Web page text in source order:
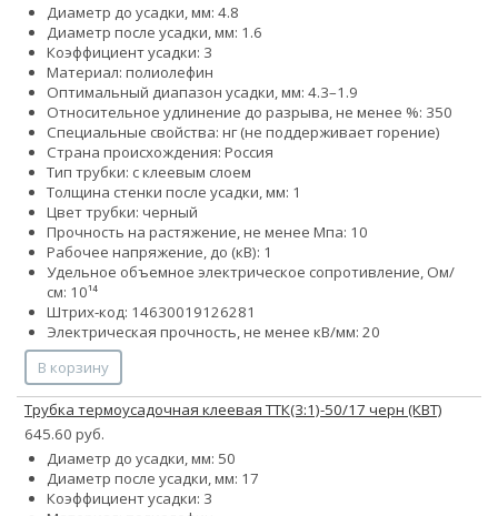
Диаметр до усадки, мм: 4.8
Диаметр после усадки, мм: 1.6
Коэффициент усадки: 3
Материал: полиолефин
Оптимальный диапазон усадки, мм: 4.3–1.9
Относительное удлинение до разрыва, не менее %: 350
Специальные свойства: нг (не поддерживает горение)
Страна происхождения: Россия
Тип трубки: с клеевым слоем
Толщина стенки после усадки, мм: 1
Цвет трубки: черный
Прочность на растяжение, не менее Мпа: 10
Рабочее напряжение, до (кВ): 1
Удельное объемное электрическое сопротивление, Ом/
см: 10¹⁴
Штрих-код: 14630019126281
Электрическая прочность, не менее кВ/мм: 20
В корзину
Трубка термоусадочная клеевая ТТК(3:1)-50/17 черн (КВТ)
645.60 руб.
Диаметр до усадки, мм: 50
Диаметр после усадки, мм: 17
Коэффициент усадки: 3